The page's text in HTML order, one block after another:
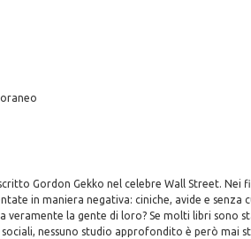
Gordon Gekko nel celebre Wall Street. Nei
in maniera negativa: ciniche, avide e senza
veramente la gente di loro? Se molti libri sono
nessuno studio approfondito è però mai